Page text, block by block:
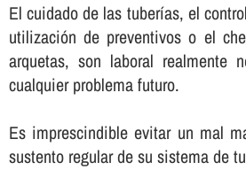
El cuidado de las tuberí­as, el
utilización de preventivos o el
arquetas, son laboral realmente
cualquier problema futuro.
Es imprescindible evitar un mal
sustento regular de su sistema de